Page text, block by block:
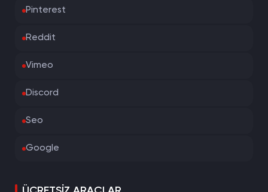
Pinterest
Reddit
Vimeo
Discord
Seo
Google